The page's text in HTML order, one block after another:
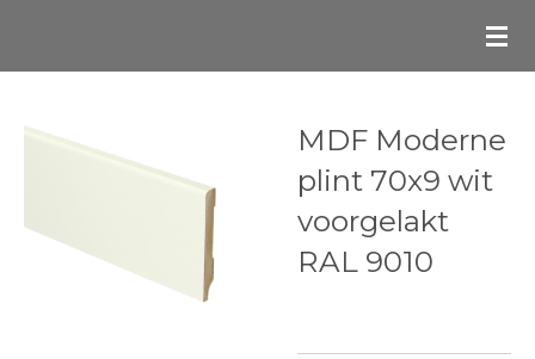
de
hoofdinhoud
MDF Moderne
plint 70x9 wit
voorgelakt
RAL 9010